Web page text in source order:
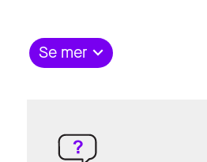
Se mer